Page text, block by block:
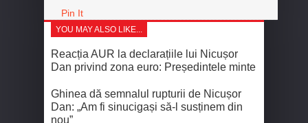
Pin It
YOU MAY ALSO LIKE...
Reacția AUR la declarațiile lui Nicușor
Dan privind zona euro: Președintele minte
Ghinea dă semnalul rupturii de Nicușor
Dan: „Am fi sinucigași să-l susținem din
nou”